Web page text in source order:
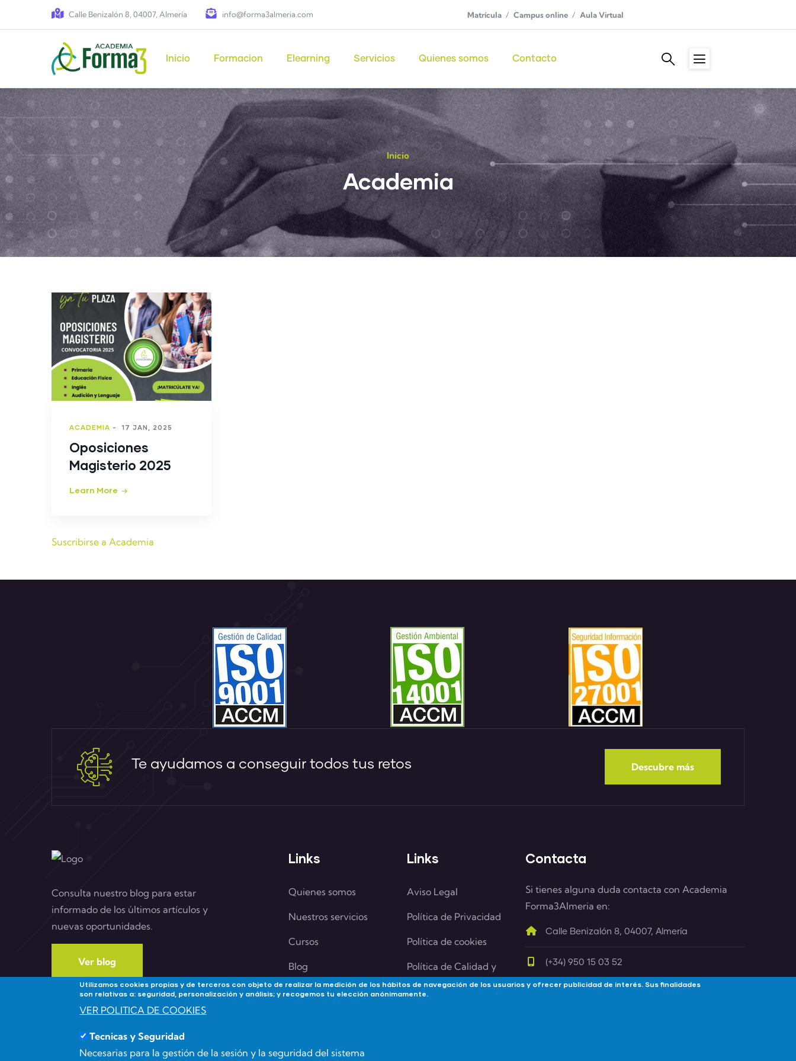
Pasar al contenido principal
Calle Benizalón 8, 04007, Almería info@forma3almeria.com Matrícula Campus online Aula Virtual
Inicio Formacion Elearning Servicios Quienes somos Contacto
Inicio
Academia
ACADEMIA - 17 JAN, 2025
Oposiciones
Magisterio 2025
Learn More
Suscribirse a Academia
Te ayudamos a conseguir todos tus retos Descubre más
Consulta nuestro blog para estar
informado de los últimos artículos y
nuevas oportunidades.
Ver blog
Links
Quienes somos
Nuestros servicios
Cursos
Blog
Contacta
Links
Aviso Legal
Política de Privacidad
Política de cookies
Política de Calidad y
medioambiente
Contacta
Si tienes alguna duda contacta con Academia
Forma3Almeria en:
Calle Benizalón 8, 04007, Almería
(+34) 950 15 03 52
Utilizamos cookies propias y de terceros con objeto de realizar la medición de los hábitos de navegación de los usuarios y ofrecer publicidad de interés. Sus finalidades
son relativas a: seguridad, personalización y análisis; y recogemos tu elección anónimamente.
VER POLITICA DE COOKIES
Tecnicas y Seguridad
Necesarias para la gestión de la sesión y la seguridad del sistema